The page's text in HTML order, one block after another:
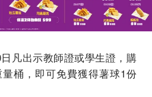
凡出示教師證或學生證，購
桶，即可免費獲得薯球1份